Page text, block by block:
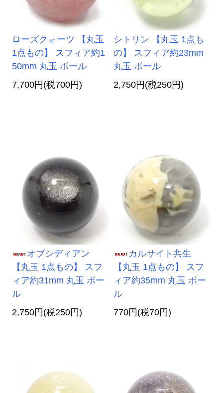
ローズクォーツ 【丸玉
1点もの】 スフィア約1
50mm 丸玉 ボール
7,700円(税700円)
シトリン 【丸玉 1点も
の】 スフィア約23mm
丸玉 ボール
2,750円(税250円)
オブシディアン
【丸玉 1点もの】 スフ
ィア約31mm 丸玉 ボー
ル
2,750円(税250円)
カルサイト共生
【丸玉 1点もの】 スフ
ィア約35mm 丸玉 ボー
ル
770円(税70円)